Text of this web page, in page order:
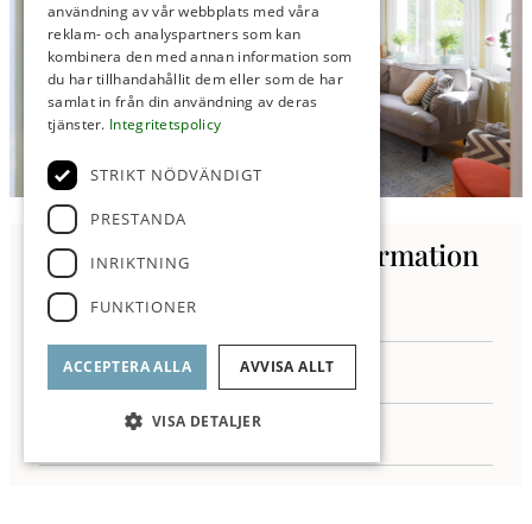
Kontakta oss för mer information
användning av vår webbplats med våra
reklam- och analyspartners som kan
kombinera den med annan information som
du har tillhandahållit dem eller som de har
samlat in från din användning av deras
tjänster. Integritetspolicy
STRIKT NÖDVÄNDIGT
PRESTANDA
INRIKTNING
FUNKTIONER
ACCEPTERA ALLA AVVISA ALLT
VISA DETALJER